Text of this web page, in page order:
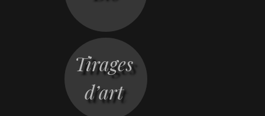
Tirages
d’art